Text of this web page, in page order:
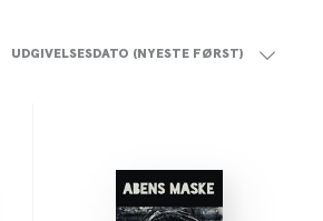
UDGIVELSESDATO (NYESTE FØRST)